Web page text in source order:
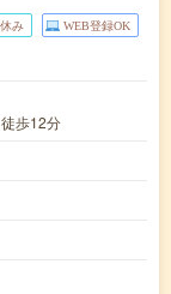
み WEB登録OK
歩12分